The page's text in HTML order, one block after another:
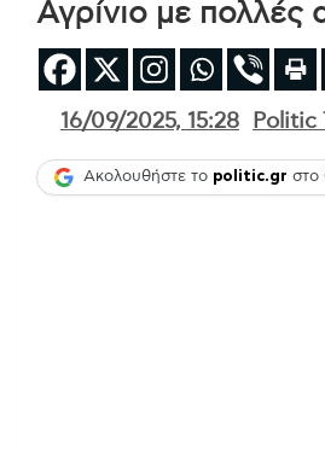
Αγρίνιο με πολλές
16/09/2025, 15:28 Politic
Ακολουθήστε το politic.gr στο